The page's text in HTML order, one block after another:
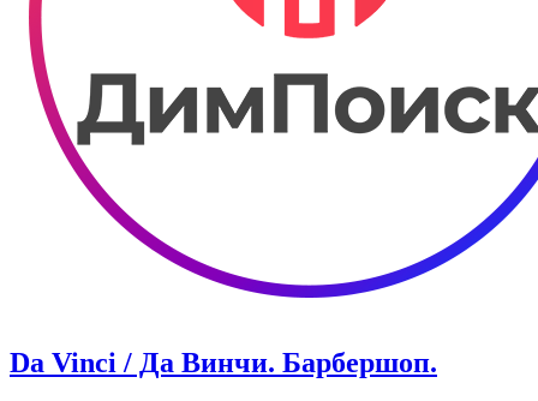
Da Vinci / Да Винчи. Барбершоп.